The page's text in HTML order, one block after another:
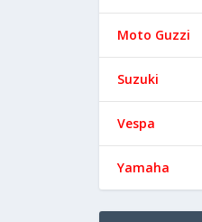
Moto Guzzi
Suzuki
Vespa
Yamaha